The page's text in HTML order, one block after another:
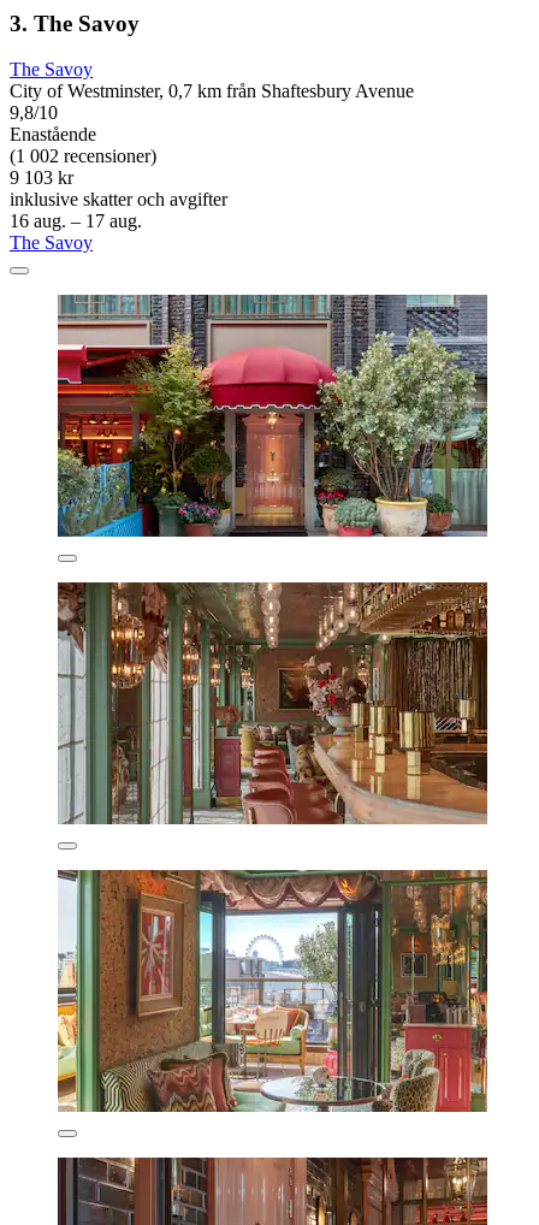
3. The Savoy
The Savoy
City of Westminster, 0,7 km från Shaftesbury Avenue
9,8/10
Enastående
(1 002 recensioner)
9 103 kr
inklusive skatter och avgifter
16 aug. – 17 aug.
The Savoy